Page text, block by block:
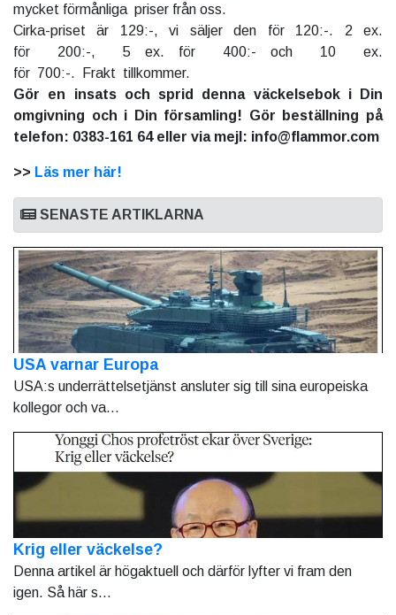
mycket förmånliga priser från oss.
Cirka-priset är 129:-, vi säljer den för 120:-. 2 ex.
för 200:-, 5 ex. för 400:- och 10 ex.
för 700:-. Frakt tillkommer.
Gör en insats och sprid denna väckelsebok i Din
omgivning och i Din församling! Gör beställning på
telefon: 0383-161 64 eller via mejl: info@flammor.com
>> Läs mer här!
SENASTE ARTIKLARNA
USA varnar Europa
USA:s underrättelsetjänst ansluter sig till sina europeiska
kollegor och va...
Krig eller väckelse?
Denna artikel är högaktuell och därför lyfter vi fram den
igen. Så här s...